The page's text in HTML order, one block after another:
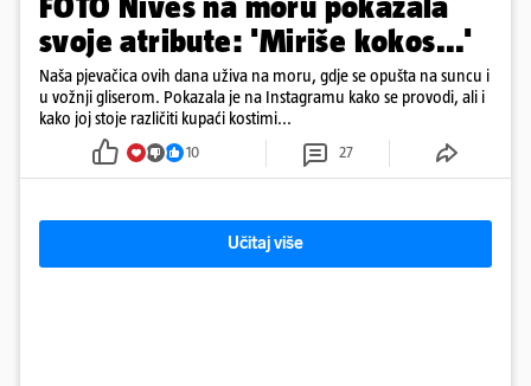
svoje atribute: 'Miriše kokos...'
Naša pjevačica ovih dana uživa na moru, gdje se opušta na suncu i
u vožnji gliserom. Pokazala je na Instagramu kako se provodi, ali i
kako joj stoje različiti kupaći kostimi...
10 27
Učitaj više